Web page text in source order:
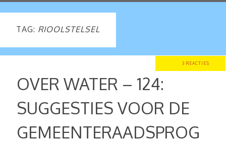
TAG: RIOOLSTELSEL
3 REACTIES
OVER WATER – 124:
SUGGESTIES VOOR DE
GEMEENTERAADSPROG